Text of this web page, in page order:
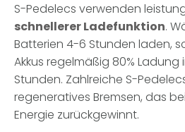
S-Pedelecs verwenden
schnellerer Ladefunktion.
Batterien 4-6 Stunden laden,
Akkus regelmäßig 80% Ladung
Stunden. Zahlreiche S-
regeneratives Bremsen, das
Energie zurückgewinnt.